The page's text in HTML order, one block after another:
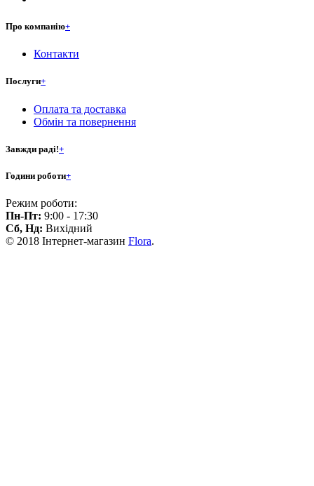
Про компанію+
Контакти
Послуги+
Оплата та доставка
Обмін та повернення
Завжди раді!+
Години роботи+
Режим роботи:
Пн-Пт: 9:00 - 17:30
Сб, Нд: Вихідний
© 2018 Інтернет-магазин Flora.